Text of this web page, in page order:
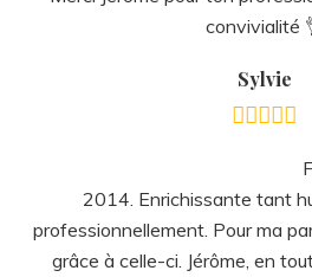
2014. Enrichissante tant
grâce à celle-ci. Jérôme, en
aussi permis d accéder à la paix
de ma fille.
Je me remercie chaque jour d